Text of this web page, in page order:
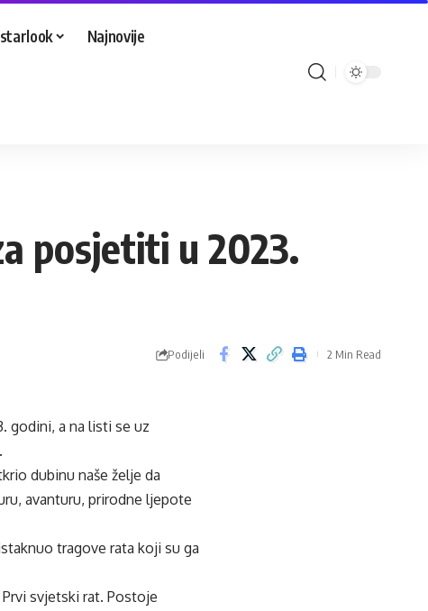
Najnovije
posjetiti u 2023.
Podijeli 2 Min Read
godini, a na listi se uz
dubinu naše želje da
avanturu, prirodne ljepote
tragove rata koji su ga
svjetski rat. Postoje